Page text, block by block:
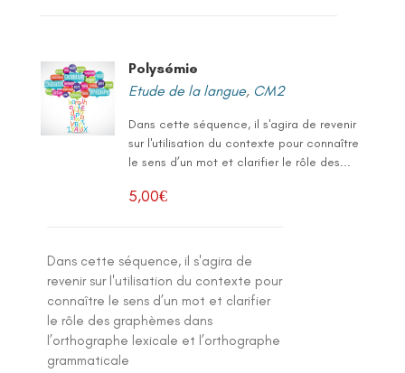
Polysémie
Etude de la langue, CM2
Dans cette séquence, il s'agira de revenir
sur l'utilisation du contexte pour connaître
le sens d’un mot et clarifier le rôle des...
5,00€
Dans cette séquence, il s'agira de
revenir sur l'utilisation du contexte pour
connaître le sens d’un mot et clarifier
le rôle des graphèmes dans
l’orthographe lexicale et l’orthographe
grammaticale